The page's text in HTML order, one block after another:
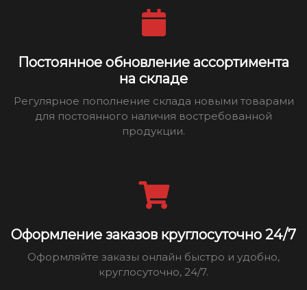
Постоянное обновление ассортимента
на складе
Регулярное пополнение склада новыми товарами
для постоянного наличия востребованной
продукции.
Оформление заказов круглосуточно 24/7
Оформляйте заказы онлайн быстро и удобно,
круглосуточно, 24/7.